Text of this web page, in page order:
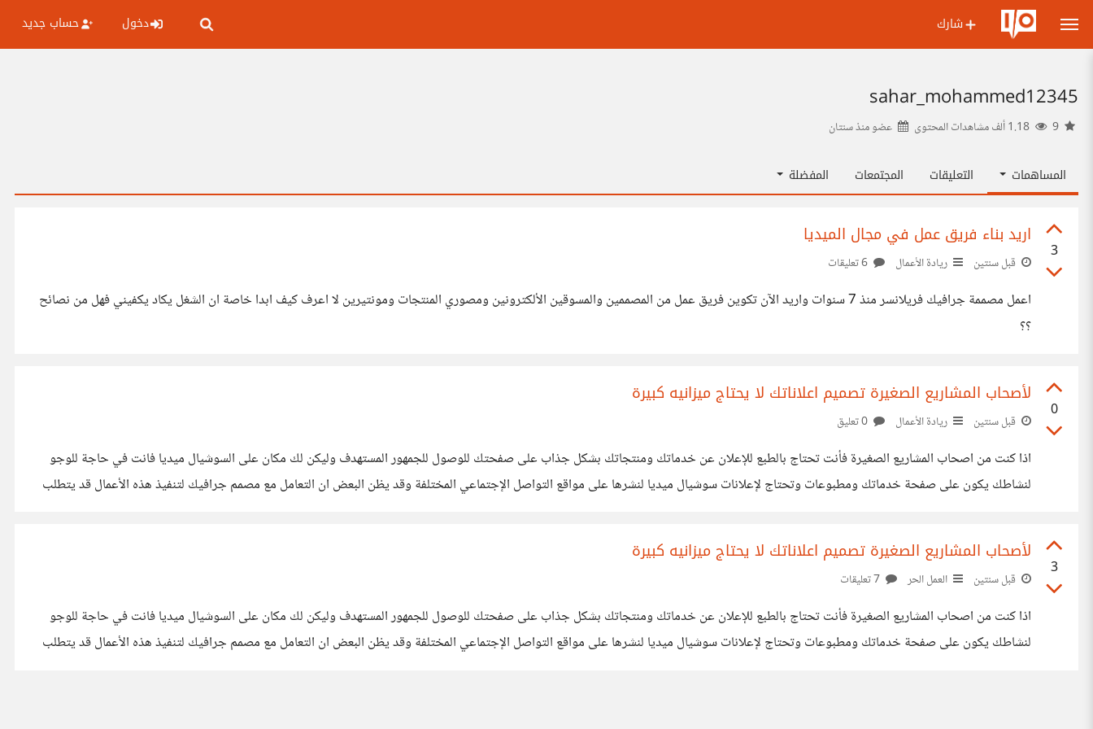
شارك دخول حساب جديد
sahar_mohammed12345
عضو منذسنتان
المساهمات التعليقات المجتمعات المفضلة
3
اريد بناء فريق عمل في مجال الميديا
قبل سنتين ريادة الأعمال
اعمل مصممة جرافيك فريلانسر منذ 7 سنوات واريد الآن تكوين فريق عمل من المصممين والمسوقين الألكترونين ومصوري المنتجات ومونتيرين لا اعرف كيف ابدا خاصة ان الشغل يكاد يكفيني فهل من نصائح
؟؟
0
لأصحاب المشاريع الصغيرة تصميم اعلاناتك لا يحتاج ميزانيه كبيرة
قبل سنتين ريادة الأعمال
اذا كنت من اصحاب المشاريع الصغيرة فأنت تحتاج بالطبع للإعلان عن خدماتك ومنتجاتك بشكل جذاب على صفحتك للوصول للجمهور المستهدف وليكن لك مكان على السوشيال ميديا فانت في حاجة للوجو
لنشاطك يكون على صفحة خدماتك ومطبوعات وتحتاج لإعلانات سوشيال ميديا لنشرها على مواقع التواصل الإجتماعي المختلفة وقد يظن البعض ان التعامل مع مصمم جرافيك لتنفيذ هذه الأعمال قد يتطلب
3
لأصحاب المشاريع الصغيرة تصميم اعلاناتك لا يحتاج ميزانيه كبيرة
قبل سنتين العمل الحر
اذا كنت من اصحاب المشاريع الصغيرة فأنت تحتاج بالطبع للإعلان عن خدماتك ومنتجاتك بشكل جذاب على صفحتك للوصول للجمهور المستهدف وليكن لك مكان على السوشيال ميديا فانت في حاجة للوجو
لنشاطك يكون على صفحة خدماتك ومطبوعات وتحتاج لإعلانات سوشيال ميديا لنشرها على مواقع التواصل الإجتماعي المختلفة وقد يظن البعض ان التعامل مع مصمم جرافيك لتنفيذ هذه الأعمال قد يتطلب